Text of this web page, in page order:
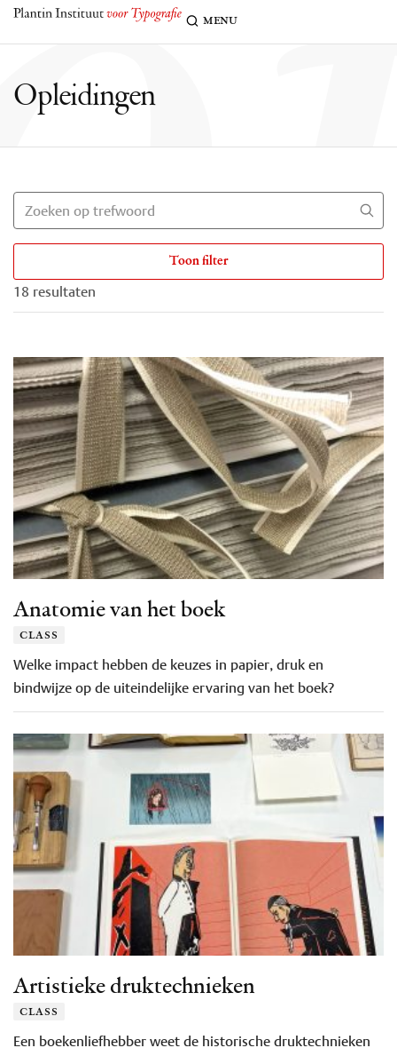
menu
Opleidingen
Toon filter
18 resultaten
Anatomie van het boek
class
Welke impact hebben de keuzes in papier, druk en
bindwijze op de uiteindelijke ervaring van het boek?
Artistieke druktechnieken
class
Een boekenliefhebber weet de historische druktechnieken